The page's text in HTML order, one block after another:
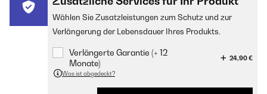
Wählen Sie Zusatzleistungen zum Schutz und zur
Verlängerung der Lebensdauer Ihres Produkts.
Verlängerte Garantie (+ 12
Monate)
24,90 €
Was ist abgedeckt?